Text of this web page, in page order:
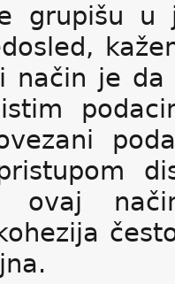
grupišu
način je
ovaj